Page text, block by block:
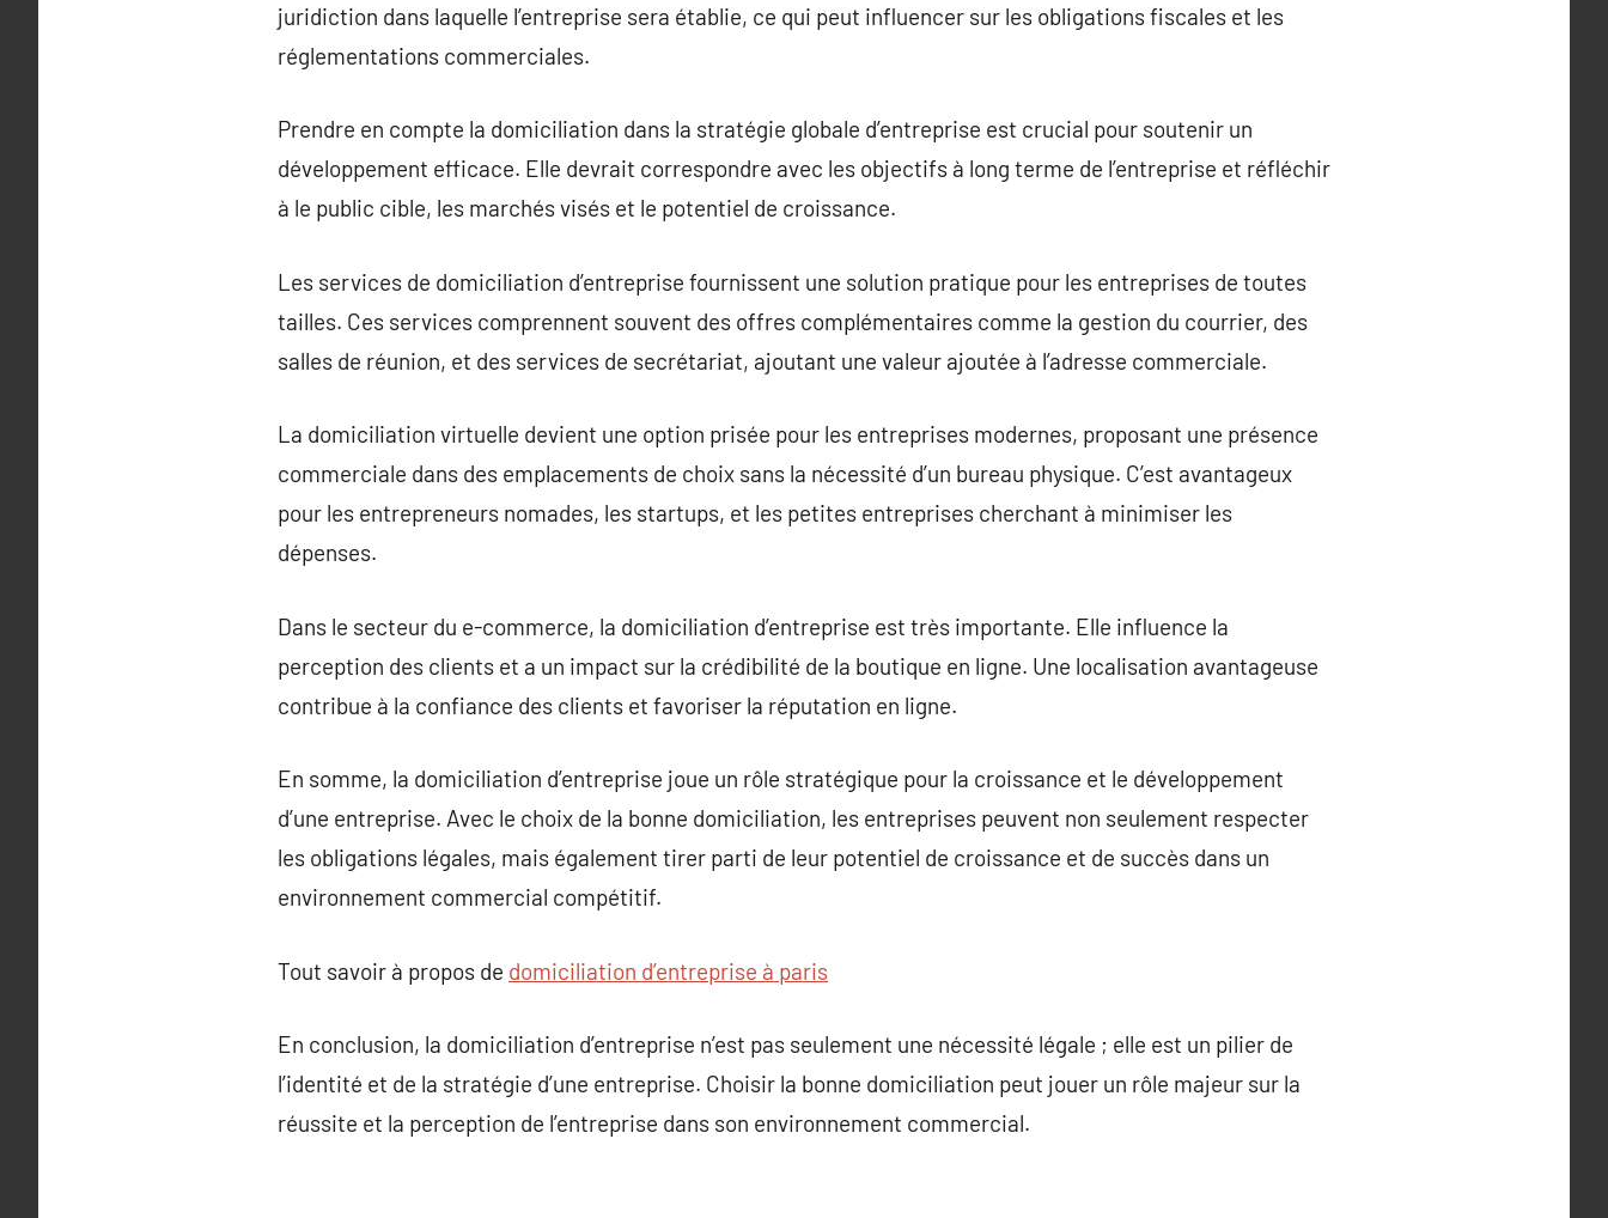
juridiction dans laquelle l’entreprise sera établie, ce qui peut influencer sur les obligations fiscales et les
réglementations commerciales.
Prendre en compte la domiciliation dans la stratégie globale d’entreprise est crucial pour soutenir un
développement efficace. Elle devrait correspondre avec les objectifs à long terme de l’entreprise et réfléchir
à le public cible, les marchés visés et le potentiel de croissance.
Les services de domiciliation d’entreprise fournissent une solution pratique pour les entreprises de toutes
tailles. Ces services comprennent souvent des offres complémentaires comme la gestion du courrier, des
salles de réunion, et des services de secrétariat, ajoutant une valeur ajoutée à l’adresse commerciale.
La domiciliation virtuelle devient une option prisée pour les entreprises modernes, proposant une présence
commerciale dans des emplacements de choix sans la nécessité d’un bureau physique. C’est avantageux
pour les entrepreneurs nomades, les startups, et les petites entreprises cherchant à minimiser les
dépenses.
Dans le secteur du e-commerce, la domiciliation d’entreprise est très importante. Elle influence la
perception des clients et a un impact sur la crédibilité de la boutique en ligne. Une localisation avantageuse
contribue à la confiance des clients et favoriser la réputation en ligne.
En somme, la domiciliation d’entreprise joue un rôle stratégique pour la croissance et le développement
d’une entreprise. Avec le choix de la bonne domiciliation, les entreprises peuvent non seulement respecter
les obligations légales, mais également tirer parti de leur potentiel de croissance et de succès dans un
environnement commercial compétitif.
Tout savoir à propos de domiciliation d’entreprise à paris
En conclusion, la domiciliation d’entreprise n’est pas seulement une nécessité légale ; elle est un pilier de
l’identité et de la stratégie d’une entreprise. Choisir la bonne domiciliation peut jouer un rôle majeur sur la
réussite et la perception de l’entreprise dans son environnement commercial.